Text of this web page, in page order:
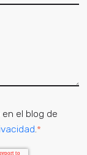
el blog de
.*